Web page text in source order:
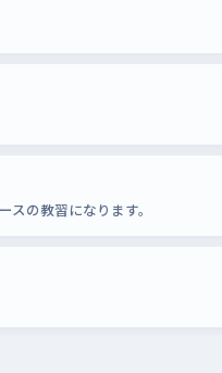
の教習になります。